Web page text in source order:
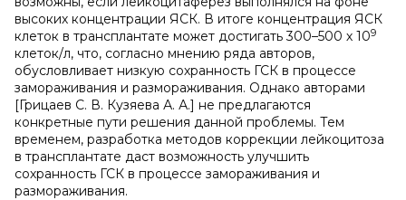
высоких концентрации ЯСК. В итоге концентрация ЯСК
клеток в трансплантате может достигать 300–500 х 109
клеток/л, что, согласно мнению ряда авторов,
обусловливает низкую сохранность ГСК в процессе
замораживания и размораживания. Однако авторами
[Грицаев С. В. Кузяева А. А.] не предлагаются
конкретные пути решения данной проблемы. Тем
временем, разработка методов коррекции лейкоцитоза
в трансплантате даст возможность улучшить
сохранность ГСК в процессе замораживания и
размораживания.